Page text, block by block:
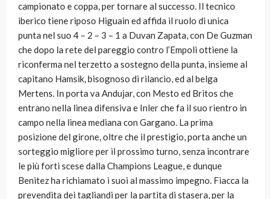
campionato e coppa, per tornare al successo. Il tecnico
iberico tiene riposo Higuain ed affida il ruolo di unica
punta nel suo 4 – 2 – 3 – 1 a Duvan Zapata, con De Guzman
che dopo la rete del pareggio contro l’Empoli ottiene la
riconferma nel terzetto a sostegno della punta, insieme al
capitano Hamsik, bisognoso di rilancio, ed al belga
Mertens. In porta va Andujar, con Mesto ed Britos che
entrano nella linea difensiva e Inler che fa il suo rientro in
campo nella linea mediana con Gargano. La prima
posizione del girone, oltre che il prestigio, porta anche un
sorteggio migliore per il prossimo turno, senza incontrare
le più forti scese dalla Champions League, e dunque
Benitez ha richiamato i suoi al massimo impegno. Fiacca la
prevendita dei tagliandi per la partita di stasera, per la